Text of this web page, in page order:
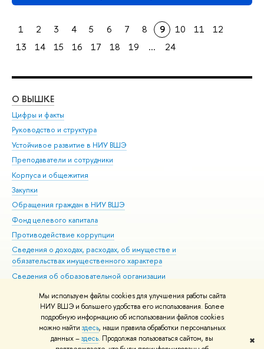
Мы используем файлы cookies для улучшения работы сайта
НИУ ВШЭ и большего удобства его использования. Более
подробную информацию об использовании файлов cookies
можно найти здесь, наши правила обработки персональных
данных –здесь. Продолжая пользоваться сайтом, вы
✖
1 2 3 4 5 6 7 8 9 10 11
12
13
14 15 16 17 18 19 ... 24
О ВЫШКЕ
Цифры и факты
Руководство и структура
Устойчивое развитие в НИУ ВШЭ
Преподаватели и сотрудники
Корпуса и общежития
Закупки
Обращения граждан в НИУ ВШЭ
Фонд целевого капитала
Противодействие коррупции
Сведения о доходах, расходах, об имуществе и
обязательствах имущественного характера
Сведения об образовательной организации
Людям с ограниченными возможностями здоровья
Единая платежная страница
Работа в Вышке